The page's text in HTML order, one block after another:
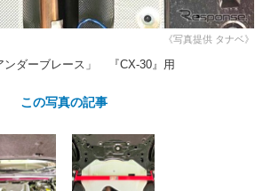
連プロジ
コラム
インタビュー
《写真提供 タナベ》
ンダーブレース」 『CX-30』用
この写真の記事